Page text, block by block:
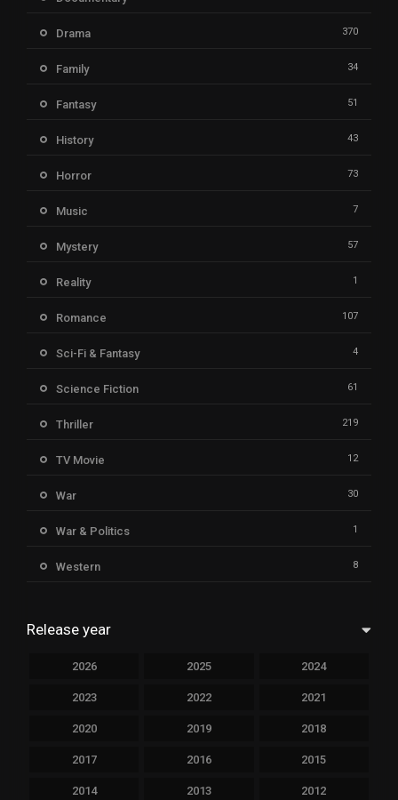
Drama 370
Family 34
Fantasy 51
History 43
Horror 73
Music 7
Mystery 57
Reality 1
Romance 107
Sci-Fi & Fantasy 4
Science Fiction 61
Thriller 219
TV Movie 12
War 30
War & Politics 1
Western 8
Release year
2026 2025 2024
2023 2022 2021
2020 2019 2018
2017 2016 2015
2014 2013 2012